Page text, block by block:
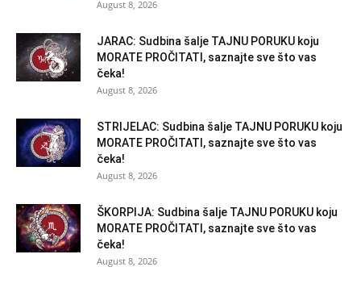
August 8, 2026
JARAC: Sudbina šalje TAJNU PORUKU koju
MORATE PROČITATI, saznajte sve što vas
čeka!
August 8, 2026
STRIJELAC: Sudbina šalje TAJNU PORUKU koju
MORATE PROČITATI, saznajte sve što vas
čeka!
August 8, 2026
ŠKORPIJA: Sudbina šalje TAJNU PORUKU koju
MORATE PROČITATI, saznajte sve što vas
čeka!
August 8, 2026